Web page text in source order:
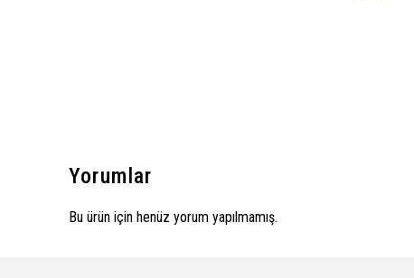
Yorumlar
Bu ürün için henüz yorum yapılmamış.